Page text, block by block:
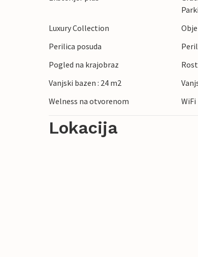
Luxury Collection
Perilica posuda
Pogled na krajobraz
Vanjski bazen : 24 m2
Welness na otvorenom
WiFi
Lokacija